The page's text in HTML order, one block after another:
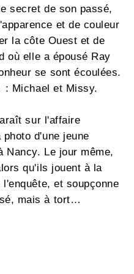
secret de son passé,
et de couleur
la côte Ouest et de
où elle a épousé Ray
se sont écoulées.
: Michael et Missy.
sur l'affaire
d'une jeune
Nancy. Le jour même,
qu'ils jouent à la
et soupçonne
mais à tort…